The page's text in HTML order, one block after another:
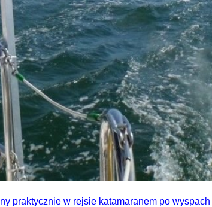
praktycznie w rejsie katamaranem po wyspach